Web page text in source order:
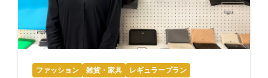
ファッション 雑貨・家具 レギュラープラン